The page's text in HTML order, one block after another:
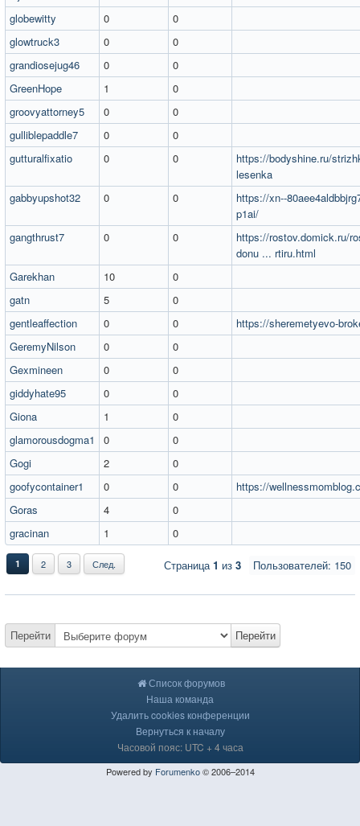
globewitty
0
0
glowtruck3
0
0
grandiosejug46
0
0
GreenHope
1
0
groovyattorney5
0
0
gulliblepaddle7
0
0
gutturalfixatio
0 0
https://bodyshine.ru/
lesenka
gabbyupshot32
0 0
https://xn--
p1ai/
gangthrust7
0 0
https://rostov.domick.ru/
donu ... rtiru.html
Garekhan
10
0
gatn
5
0
gentleaffection
0 0
https://sheremetyevo-
GeremyNilson
0
0
Gexmineen
0
0
giddyhate95
0
0
Giona
1
0
glamorousdogma1
0
0
Gogi
2
0
goofycontainer1
0 0
https://
Goras
4
0
gracinan
1 0
Пользователей: 150
1 2 3 След. Страница1 из 3
Перейти Перейти
Список форумов
Наша команда
Удалить cookies конференции
Вернуться к началу
Часовой пояс: UTC + 4 часа
Powered by Forumenko© 2006–2014